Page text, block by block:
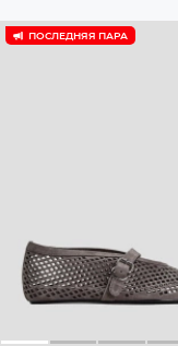
ПОСЛЕДНЯЯ ПАРА